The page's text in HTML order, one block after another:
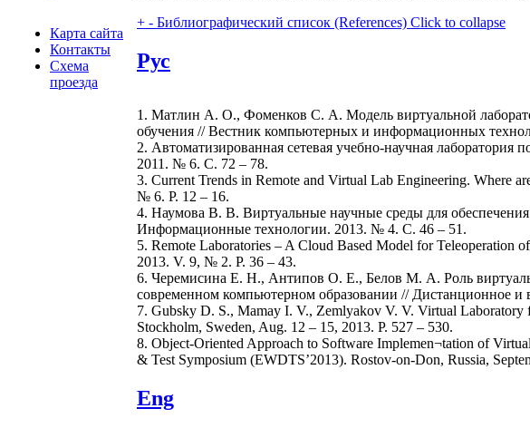
Карта сайта
Контакты
Схема
проезда
+ - Библиографический список (References) Click to collapse
Рус
1. Матлин А. О., Фоменков С. А. Модель виртуальной
обучения // Вестник компьютерных и информационных
2. Автоматизированная сетевая учебно-научная
2011. № 6. С. 72 – 78.
3. Current Trends in Remote and Virtual Lab Engineering. Where
№ 6. P. 12 – 16.
4. Наумова В. В. Виртуальные научные среды для
Информационные технологии. 2013. № 4. С. 46 – 51.
5. Remote Laboratories – A Cloud Based Model for Teleoperation
2013. V. 9, № 2. P. 36 – 43.
6. Черемисина Е. Н., Антипов О. Е., Белов М. А. Роль
современном компьютерном образовании // Дистанционное и
7. Gubsky D. S., Mamay I. V., Zemlyakov V. V. Virtual Laboratory
Stockholm, Sweden, Aug. 12 – 15, 2013. P. 527 – 530.
8. Object-Oriented Approach to Software Implemen¬tation of
& Test Symposium (EWDTS’2013). Rostov-on-Don, Russia,
Eng